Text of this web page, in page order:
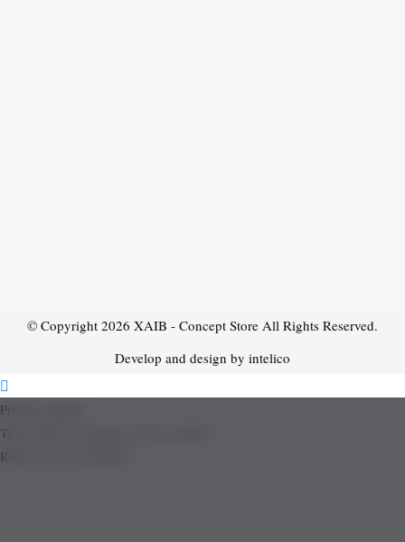
© Copyright 2026 XAIB - Concept Store All Rights Reserved.
Develop and design by intelico
Product added!
The product is already in the wishlist!
Removed from Wishlist